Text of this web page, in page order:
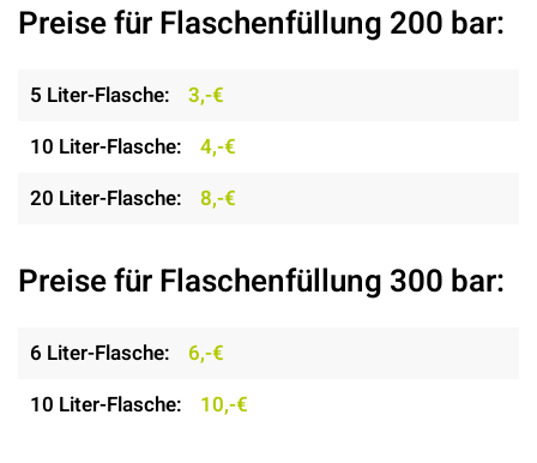
Preise für Flaschenfüllung 200 bar:
5 Liter-Flasche:
3,-€
10 Liter-Flasche:
4,-€
20 Liter-Flasche:
8,-€
Preise für Flaschenfüllung 300 bar:
6 Liter-Flasche:
6,-€
10 Liter-Flasche:
10,-€